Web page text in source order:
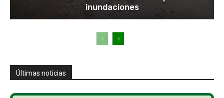
inundaciones
Últimas noticias